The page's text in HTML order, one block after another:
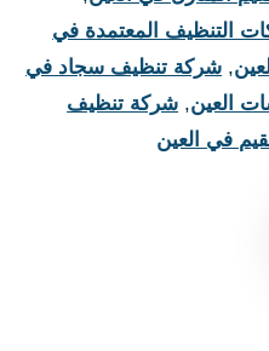
التنظيف المعتمدة في
, شركة تنظيف سجاد في
العين, شركة تنظيف
في العين